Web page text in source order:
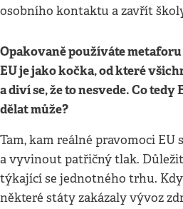
osobního kontaktu a zavřít
Opakovaně používáte
EU je jako kočka, od které
a diví se, že to nesvede. Co tedy
dělat může?
Tam, kam reálné pravomoci
a vyvinout patřičný tlak.
týkající se jednotného trhu.
některé státy zakázaly vývoz